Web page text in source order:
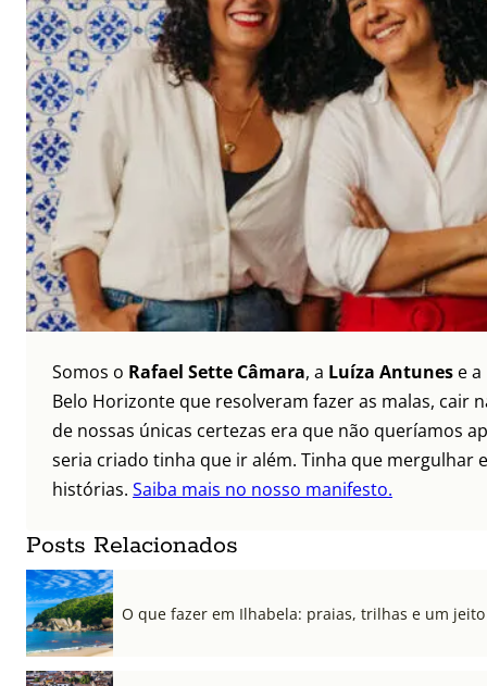
Somos o Rafael Sette Câmara, a Luíza Antunes e a
Belo Horizonte que resolveram fazer as malas, cair
de nossas únicas certezas era que não queríamos
seria criado tinha que ir além. Tinha que mergulhar
histórias. Saiba mais no nosso manifesto.
Posts Relacionados
O que fazer em Ilhabela: praias, trilhas e um